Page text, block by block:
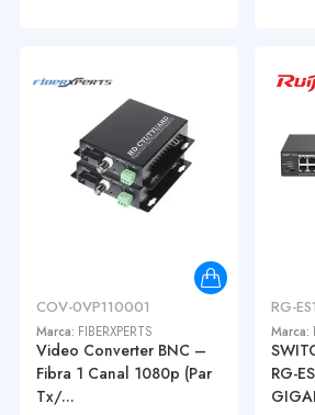
COV-0VP110001
Marca: FIBERXPERTS
Video Converter BNC –
Fibra 1 Canal 1080p (Par
Tx/...
RG-
Marca:
RG-